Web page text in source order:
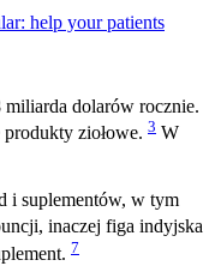
help your patients
dolarów rocznie.
ziołowe. 3 W
i suplementów, w tym
inaczej figa indyjska
7